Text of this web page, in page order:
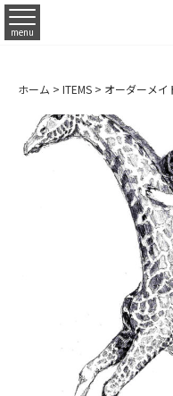
menu
ホーム > ITEMS > オーダーメイ